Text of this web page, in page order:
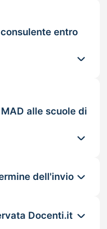
entro
alle scuole di
dell'invio
Docenti.it